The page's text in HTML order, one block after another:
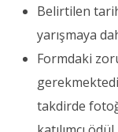
Belirtilen
yarışmaya
Formdaki
takdirde